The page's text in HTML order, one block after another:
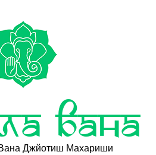
Вана
Джйотиш Махариши